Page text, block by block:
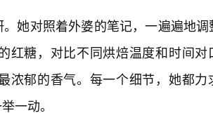
她对照着外婆的笔记，一遍遍地调
红糖，对比不同烘焙温度和时间对
浓郁的香气。每一个细节，她都力
一动。